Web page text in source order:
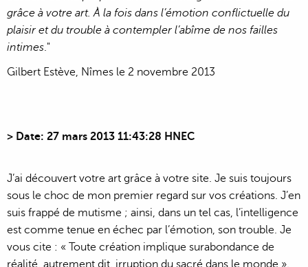
grâce à votre art. À la fois dans l’émotion conflictuelle du
plaisir et du trouble à contempler l’abîme de nos failles
intimes."
Gilbert Estève, Nîmes le 2 novembre 2013
> Date: 27 mars 2013 11:43:28 HNEC
J’ai découvert votre art grâce à votre site. Je suis toujours
sous le choc de mon premier regard sur vos créations. J’en
suis frappé de mutisme ; ainsi, dans un tel cas, l’intelligence
est comme tenue en échec par l’émotion, son trouble. Je
vous cite : « Toute création implique surabondance de
réalité, autrement dit, irruption du sacré dans le monde ».